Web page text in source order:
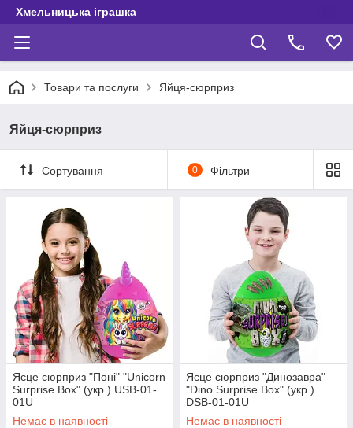
Хмельницька іграшка
Товари та послуги Яйця-сюрприз
Яйця-сюрприз
Сортування 0 Фільтри
Яєце сюрприз "Поні" "Unicorn
Surprise Box" (укр.) USB-01-
01U
Немає в наявності
Яєце сюрприз "Динозавра"
"Dino Surprise Box" (укр.)
DSB-01-01U
Немає в наявності